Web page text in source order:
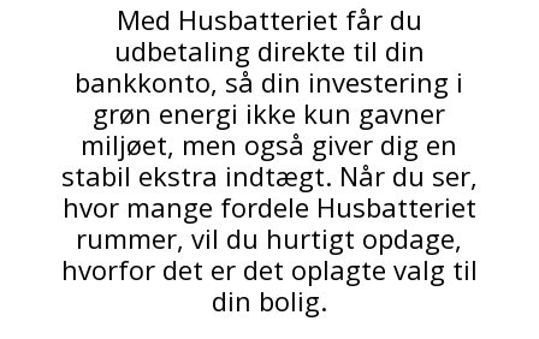
Med Husbatteriet får du
udbetaling direkte til din
bankkonto, så din investering i
grøn energi ikke kun gavner
miljøet, men også giver dig en
stabil ekstra indtægt. Når du ser,
hvor mange fordele Husbatteriet
rummer, vil du hurtigt opdage,
hvorfor det er det oplagte valg til
din bolig.